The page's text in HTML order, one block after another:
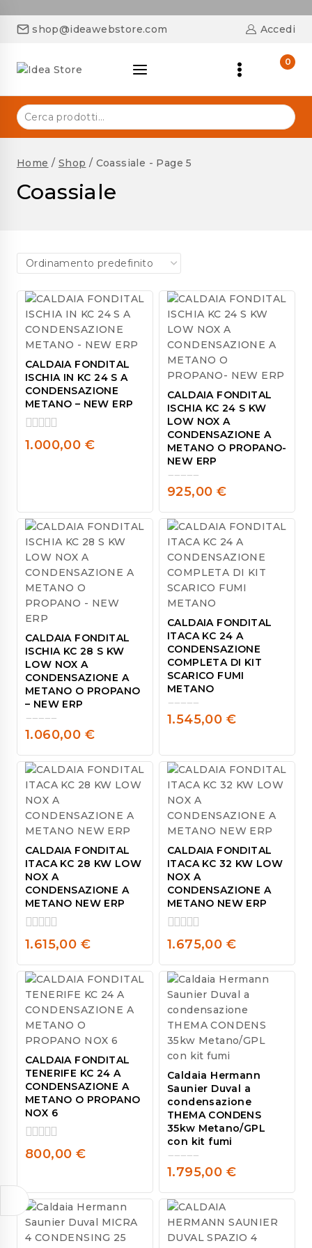
shop@ideawebstore.com Accedi
0
Home / Shop / Coassiale - Page 5
Coassiale
CALDAIA FONDITAL
ISCHIA IN KC 24 S A
CONDENSAZIONE
METANO – NEW ERP
0
1.000,00 €
CALDAIA FONDITAL
ISCHIA KC 24 S KW
LOW NOX A
CONDENSAZIONE A
METANO O PROPANO-
NEW ERP
0
out
of
5
925,00 €
CALDAIA FONDITAL
ISCHIA KC 28 S KW
LOW NOX A
CONDENSAZIONE A
METANO O PROPANO
– NEW ERP
0
out
of
5
1.060,00 €
CALDAIA FONDITAL
ITACA KC 24 A
CONDENSAZIONE
COMPLETA DI KIT
SCARICO FUMI
METANO
0
of
5
1.545,00 €
CALDAIA FONDITAL
ITACA KC 28 KW LOW
NOX A
CONDENSAZIONE A
METANO NEW ERP
0
of
5
1.615,00 €
CALDAIA FONDITAL
ITACA KC 32 KW LOW
NOX A
CONDENSAZIONE A
METANO NEW ERP
0
of
5
1.675,00 €
CALDAIA FONDITAL
TENERIFE KC 24 A
CONDENSAZIONE A
METANO O PROPANO
NOX 6
0
5
800,00 €
Caldaia Hermann
Saunier Duval a
condensazione
THEMA CONDENS
35kw Metano/GPL
con kit fumi
0
out
of
5
1.795,00 €